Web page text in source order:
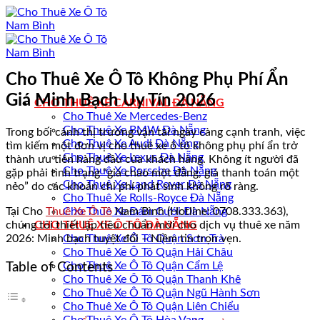
Bỏ
qua
nội
dung
CHO THUÊ XE CARNIVAL ĐÀ NẴNG
Cho Thuê Xe Mercedes-Benz
Cho Thuê Xe BMW Đà Nẵng
Cho Thuê Xe Audi Đà Nẵng
Cho Thuê Xe Lexus Đà Nẵng
Cho Thuê Xe Porsche Đà Nẵng
Cho Thuê Xe Land Rover Đà Nẵng
Cho Thuê Xe Rolls-Royce Đà Nẵng
Cho Thuê Xe Đám Cưới Đà Nẵng
CHO THUÊ XE Ô TÔ ĐÀ NẴNG
Cho Thuê Xe Ô Tô Quận Sơn Trà
Cho Thuê Xe Ô Tô Quận Hải Châu
Cho Thuê Xe Ô Tô Quận Cẩm Lệ
Cho Thuê Xe Ô Tô Quận Thanh Khê
Cho Thuê Xe Ô Tô Quận Ngũ Hành Sơn
Cho Thuê Xe Ô Tô Quận Liên Chiểu
Cho Thuê Xe Ô Tô Không Phụ Phí Ẩn
Giá Minh Bạch Uy Tín 2026
Trong bối cảnh thị trường vận tải ngày càng cạnh tranh, việc
tìm kiếm một đơn vị cho thuê xe ô tô không phụ phí ẩn trở
thành ưu tiên hàng đầu của khách hàng. Không ít người đã
gặp phải tình trạng “giá chào một đằng, giá thanh toán một
nẻo” do các khoản chi phí phát sinh không rõ ràng.
Tại Cho Thuê Xe Ô TôNam Bình (Hotline: 0708.333.363),
chúng tôi thiết lập tiêu chuẩn mới cho dịch vụ thuê xe năm
2026: Minh bạch tuyệt đối – Niềm tin trọn vẹn.
Table of Contents